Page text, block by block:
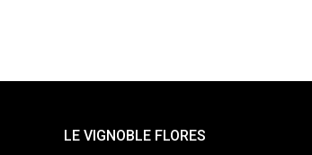
LE VIGNOBLE FLORES